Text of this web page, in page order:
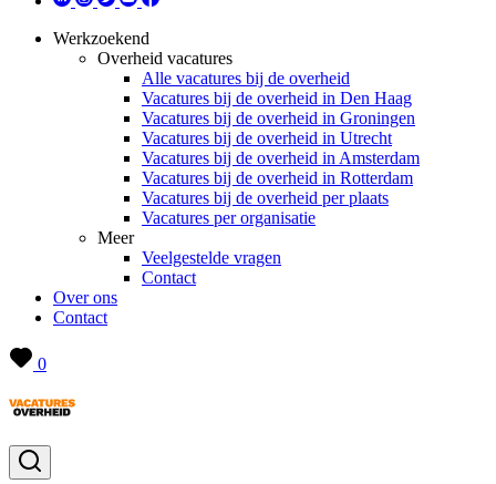
Werkzoekend
Overheid vacatures
Alle vacatures bij de overheid
Vacatures bij de overheid in Den Haag
Vacatures bij de overheid in Groningen
Vacatures bij de overheid in Utrecht
Vacatures bij de overheid in Amsterdam
Vacatures bij de overheid in Rotterdam
Vacatures bij de overheid per plaats
Vacatures per organisatie
Meer
Veelgestelde vragen
Contact
Over ons
Contact
0